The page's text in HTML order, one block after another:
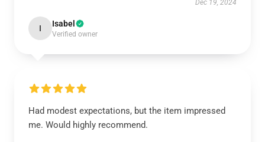
Dec 19, 2024
I Isabel
Verified owner
Had modest expectations, but the item impressed
me. Would highly recommend.